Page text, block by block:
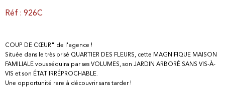
Réf : 926C
COUP DE CŒUR" de l'agence !
Située dans le très prisé QUARTIER DES FLEURS, cette MAGNIFIQUE MAISON
FAMILIALE vous séduira par ses VOLUMES, son JARDIN ARBORÉ SANS VIS-À-
VIS et son ÉTAT IRRÉPROCHABLE.
Une opportunité rare à découvrir sans tarder !